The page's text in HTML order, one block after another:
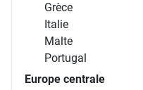
Grèce
Italie
Malte
Portugal
Europe centrale